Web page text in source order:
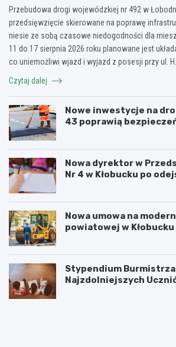
Przebudowa drogi wojewódzkiej nr 492 w
przedsięwzięcie skierowane na poprawę
niesie ze sobą czasowe niedogodności dla
11 do 17 sierpnia 2026 roku planowane jest
co uniemożliwi wjazd i wyjazd z posesji przy ul. H.
Czytaj dalej
Nowe inwestycje na
43 poprawią
Nowa dyrektor w
Nr 4 w Kłobucku po
Nowa umowa na
powiatowej w Kłobucku
Stypendium Burmistrza
Najzdolniejszych
K
K